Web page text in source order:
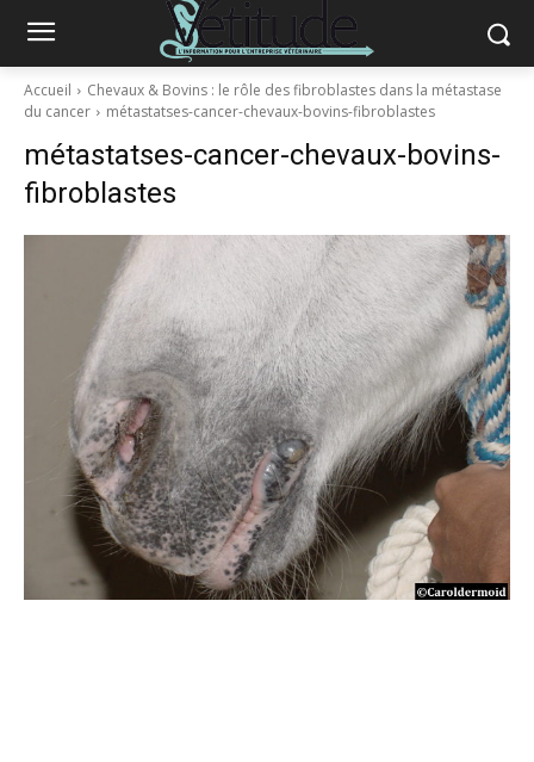
Accueil
Chevaux & Bovins : le rôle des fibroblastes dans la métastase
du cancer
métastatses-cancer-chevaux-bovins-fibroblastes
métastatses-cancer-chevaux-bovins-
fibroblastes